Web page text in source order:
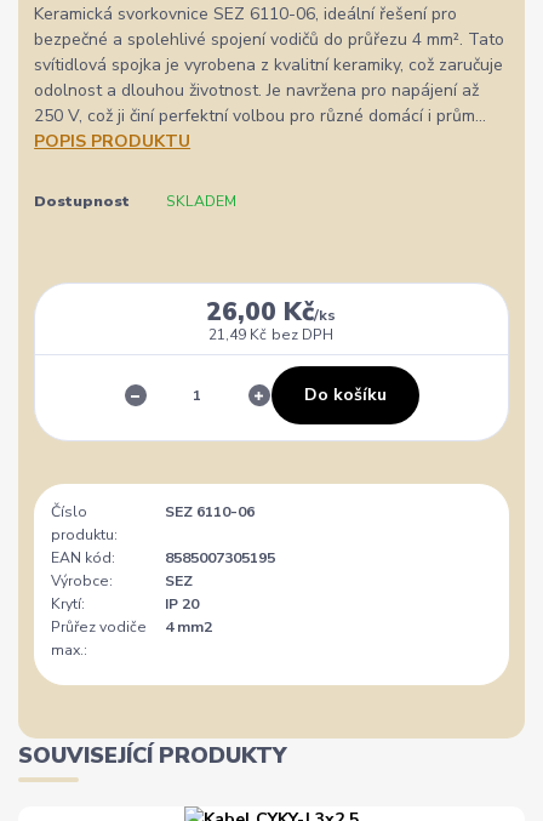
Keramická svorkovnice SEZ 6110-06, ideální řešení pro
bezpečné a spolehlivé spojení vodičů do průřezu 4 mm². Tato
svítidlová spojka je vyrobena z kvalitní keramiky, což zaručuje
odolnost a dlouhou životnost. Je navržena pro napájení až
250 V, což ji činí perfektní volbou pro různé domácí i prům...
POPIS PRODUKTU
Dostupnost SKLADEM
26,00 Kč/ks
21,49 Kč bez DPH
Do košíku
Číslo
produktu:
SEZ 6110-06
EAN kód:
8585007305195
Výrobce:
SEZ
Krytí:
IP 20
Průřez vodiče
max.:
4 mm2
SOUVISEJÍCÍ PRODUKTY